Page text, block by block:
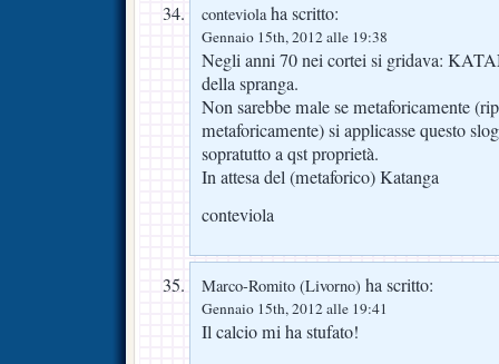
conteviolaha scritto:
Gennaio 15th, 2012 alle 19:38
Negli anni 70 nei cortei si gridava:
della spranga.
Non sarebbe male se metaforicamente
metaforicamente) si applicasse questo
sopratutto a qst proprietà.
In attesa del (metaforico) Katanga
conteviola
Marco-Romito (Livorno) ha scritto:
Gennaio 15th, 2012 alle 19:41
Il calcio mi ha stufato!